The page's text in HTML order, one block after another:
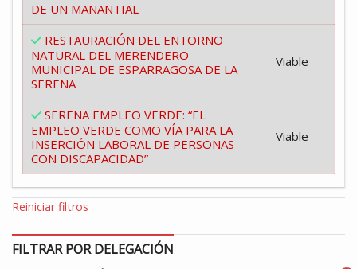
DE UN MANANTIAL
RESTAURACIÓN DEL ENTORNO
NATURAL DEL MERENDERO
MUNICIPAL DE ESPARRAGOSA DE LA
SERENA
Viable
SERENA EMPLEO VERDE: “EL
EMPLEO VERDE COMO VÍA PARA LA
INSERCIÓN LABORAL DE PERSONAS
CON DISCAPACIDAD”
Viable
Reiniciar filtros
FILTRAR POR DELEGACIÓN